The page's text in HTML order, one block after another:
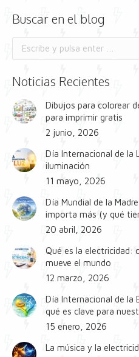
Buscar en el blog
Buscar:
Noticias Recientes
Dibujos para colorear
para imprimir gratis
2 junio, 2026
Día Internacional de la
iluminación
11 mayo, 2026
Día Mundial de la
importa más (y qué
20 abril, 2026
Qué es la electricidad:
mueve el mundo
12 marzo, 2026
Día Internacional de la
qué es clave para
15 enero, 2026
La música y la